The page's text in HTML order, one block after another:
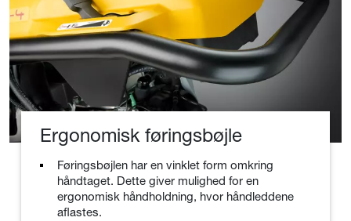
Ergonomisk føringsbøjle
Føringsbøjlen har en vinklet form omkring
håndtaget. Dette giver mulighed for en
ergonomisk håndholdning, hvor håndleddene
aflastes.